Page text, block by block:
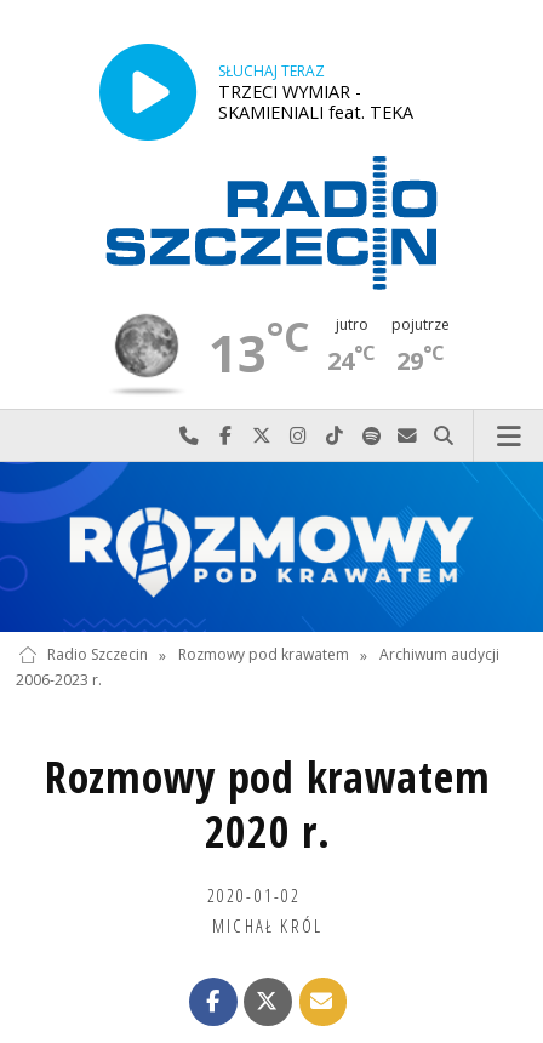
SŁUCHAJ TERAZ
TRZECI WYMIAR -
SKAMIENIALI feat. TEKA
13°C jutro
24°C
pojutrze
29°C
Najlepiej po prostu do nas zadzwoń
Odwiedź nas na Facebook-u
Odwiedź nas na X
Odwiedź nas na Instagram-ie
Odwiedź nas na TikTok-u
Szukaj nas na Spotify
Wyślij do nas
Szukaj
Radio Szczecin » Rozmowy pod krawatem » Archiwum audycji
2006-2023 r.
Rozmowy pod krawatem
2020 r.
2020-01-02
MICHAŁ KRÓL